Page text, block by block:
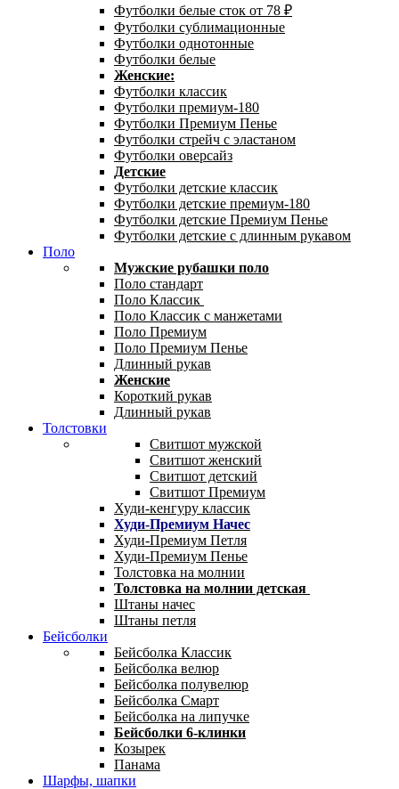
Футболки белые сток от 78 ₽
Футболки сублимационные
Футболки однотонные
Футболки белые
Женские:
Футболки классик
Футболки премиум-180
Футболки Премиум Пенье
Футболки стрейч с эластаном
Футболки оверсайз
Детские
Футболки детские классик
Футболки детские премиум-180
Футболки детские Премиум Пенье
Футболки детские с длинным рукавом
Поло
Мужские рубашки поло
Поло стандарт
Поло Классик
Поло Классик с манжетами
Поло Премиум
Поло Премиум Пенье
Длинный рукав
Женские
Короткий рукав
Длинный рукав
Толстовки
Свитшот мужской
Свитшот женский
Свитшот детский
Свитшот Премиум
Худи-кенгуру классик
Худи-Премиум Начес
Худи-Премиум Петля
Худи-Премиум Пенье
Толстовка на молнии
Толстовка на молнии детская
Штаны начес
Штаны петля
Бейсболки
Бейсболка Классик
Бейсболка велюр
Бейсболка полувелюр
Бейсболка Смарт
Бейсболка на липучке
Бейсболки 6-клинки
Козырек
Панама
Шарфы, шапки